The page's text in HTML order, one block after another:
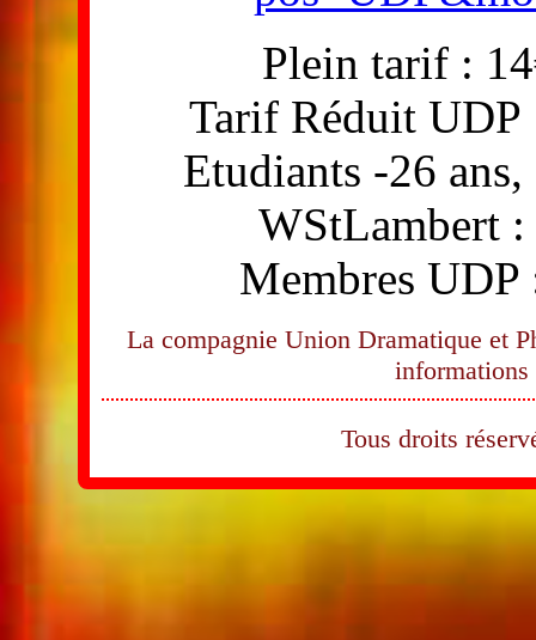
Plein tarif :
Tarif Réduit UDP
Etudiants -26
WStLambert
Membres UDP
La compagnie Union Dramatique et
informations
Tous droits